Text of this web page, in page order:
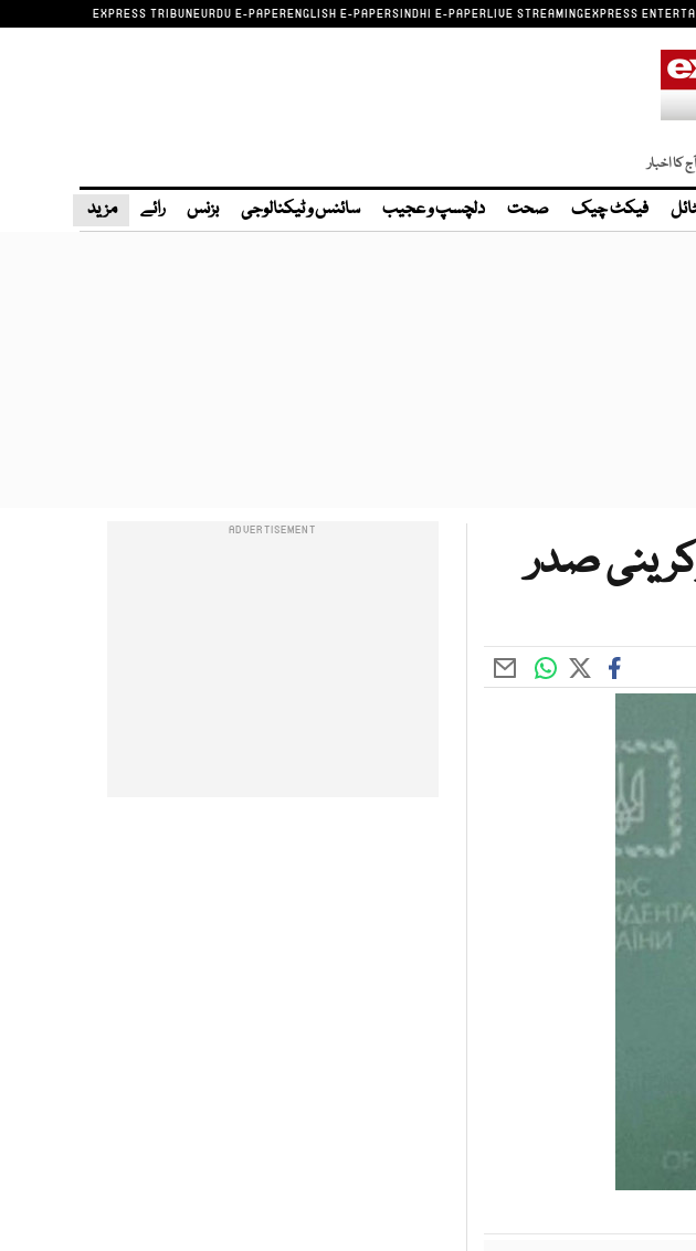
EXPRESS TRIBUNEURDU E-PAPERENGLISH E-PAPERSINDHI E-PAPERLIVE STREAMINGEXPRESS
کا اخبار
فیکٹ چیک صحت دلچسپ و عجیب سائنس و ٹیکنالوجی بزنس رائے مزید
صدر